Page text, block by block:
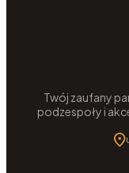
Twój zaufany
podzespoły i